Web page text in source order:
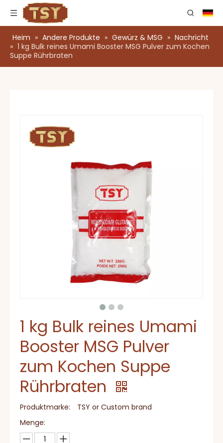
Heim » Andere Produkte » Gewürz & MSG » Nachricht
» 1 kg Bulk reines Umami Booster MSG Pulver zum Kochen
Suppe Rührbraten
1 kg Bulk reines Umami
Booster MSG Pulver
zum Kochen Suppe
Rührbraten
Produktmarke:
TSY or Custom brand
Menge: